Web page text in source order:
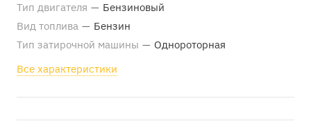
Тип двигателя — Бензиновый
Вид топлива — Бензин
Тип затирочной машины — Однороторная
Все характеристики